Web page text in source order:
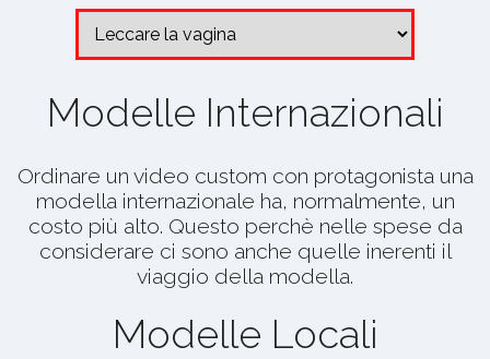
Modelle Internazionali
Ordinare un video custom con protagonista una
modella internazionale ha, normalmente, un
costo più alto. Questo perchè nelle spese da
considerare ci sono anche quelle inerenti il
viaggio della modella.
Modelle Locali